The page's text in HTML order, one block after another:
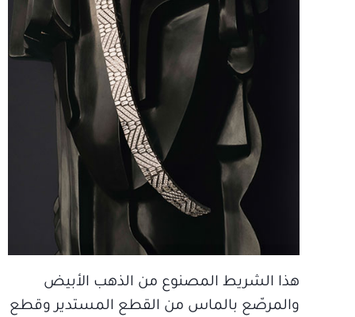
هذا الشريط المصنوع من الذهب الأبيض
والمرصّع بالماس من القطع المستدير وقطع